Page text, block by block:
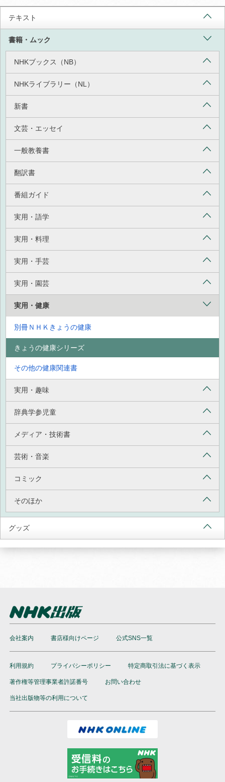
テキスト
書籍・ムック
NHKブックス（NB）
NHKライブラリー（NL）
新書
文芸・エッセイ
一般教養書
翻訳書
番組ガイド
実用・語学
実用・料理
実用・手芸
実用・園芸
実用・健康
別冊ＮＨＫきょうの健康
きょうの健康シリーズ
その他の健康関連書
実用・趣味
辞典学参児童
メディア・技術書
芸術・音楽
コミック
そのほか
グッズ
会社案内 書店様向けページ 公式SNS一覧
利用規約 プライバシーポリシー 特定商取引法に基づく表示
著作権等管理事業者許諾番号 お問い合わせ
当社出版物等の利用について